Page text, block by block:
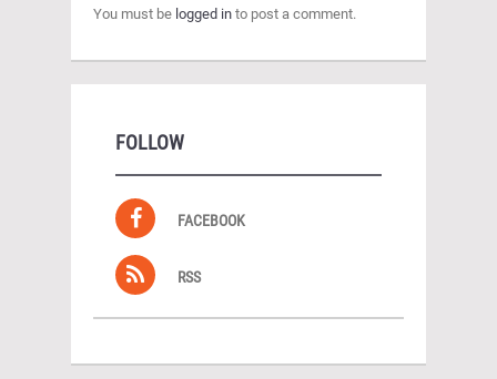
You must be logged in to post a comment.
FOLLOW
FACEBOOK
RSS